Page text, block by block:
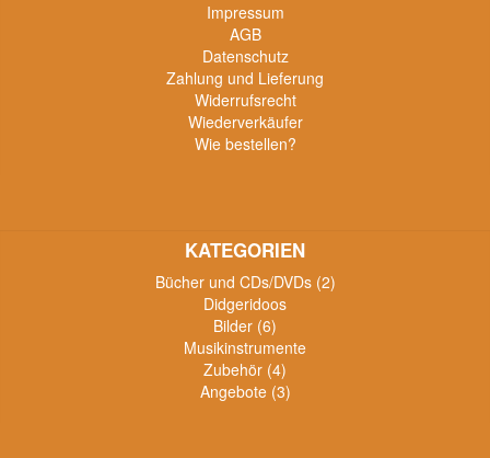
Impressum
AGB
Datenschutz
Zahlung und Lieferung
Widerrufsrecht
Wiederverkäufer
Wie bestellen?
KATEGORIEN
Bücher und CDs/DVDs (2)
Didgeridoos
Bilder (6)
Musikinstrumente
Zubehör (4)
Angebote (3)